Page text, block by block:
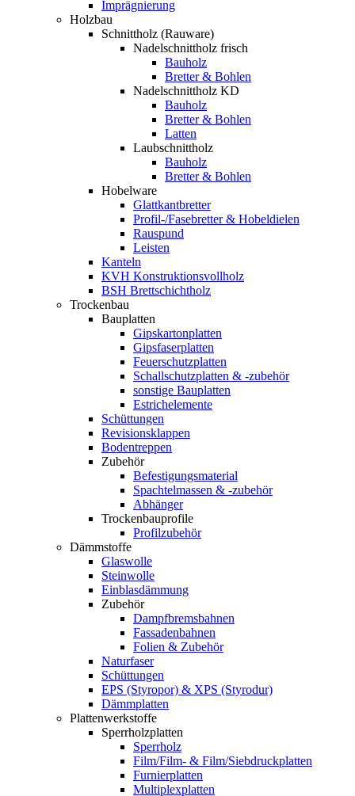
Imprägnierung
Holzbau
Schnittholz (Rauware)
Nadelschnittholz frisch
Bauholz
Bretter & Bohlen
Nadelschnittholz KD
Bauholz
Bretter & Bohlen
Latten
Laubschnittholz
Bauholz
Bretter & Bohlen
Hobelware
Glattkantbretter
Profil-/Fasebretter & Hobeldielen
Rauspund
Leisten
Kanteln
KVH Konstruktionsvollholz
BSH Brettschichtholz
Trockenbau
Bauplatten
Gipskartonplatten
Gipsfaserplatten
Feuerschutzplatten
Schallschutzplatten & -zubehör
sonstige Bauplatten
Estrichelemente
Schüttungen
Revisionsklappen
Bodentreppen
Zubehör
Befestigungsmaterial
Spachtelmassen & -zubehör
Abhänger
Trockenbauprofile
Profilzubehör
Dämmstoffe
Glaswolle
Steinwolle
Einblasdämmung
Zubehör
Dampfbremsbahnen
Fassadenbahnen
Folien & Zubehör
Naturfaser
Schüttungen
EPS (Styropor) & XPS (Styrodur)
Dämmplatten
Plattenwerkstoffe
Sperrholzplatten
Sperrholz
Film/Film- & Film/Siebdruckplatten
Furnierplatten
Multiplexplatten